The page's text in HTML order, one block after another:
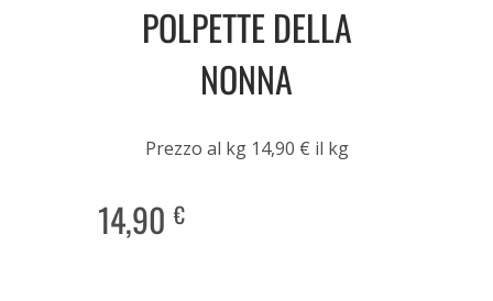
POLPETTE DELLA
NONNA
Prezzo al kg 14,90 € il kg
14,90€